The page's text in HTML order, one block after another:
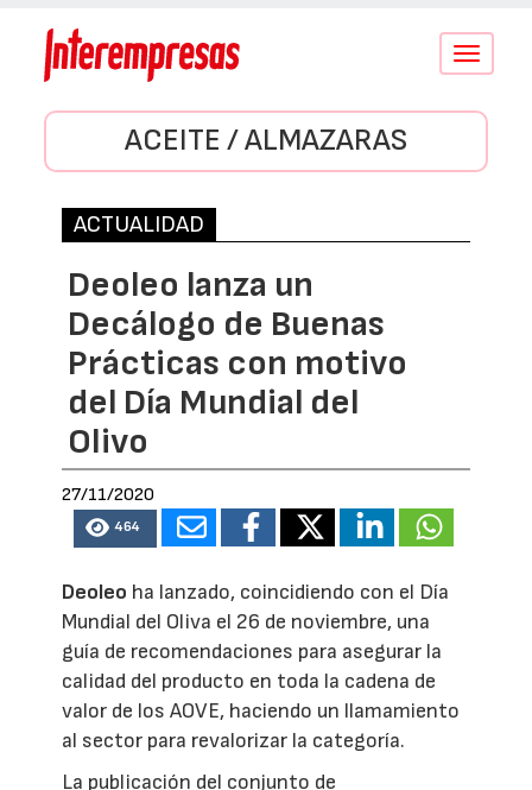
Conmutar
ACEITE / ALMAZARAS
ACTUALIDAD
Deoleo lanza un
Decálogo de Buenas
Prácticas con motivo
del Día Mundial del
Olivo
27/11/2020
464
Deoleo ha lanzado, coincidiendo con el Día
Mundial del Oliva el 26 de noviembre, una
guía de recomendaciones para asegurar la
calidad del producto en toda la cadena de
valor de los AOVE, haciendo un llamamiento
al sector para revalorizar la categoría.
La publicación del conjunto de